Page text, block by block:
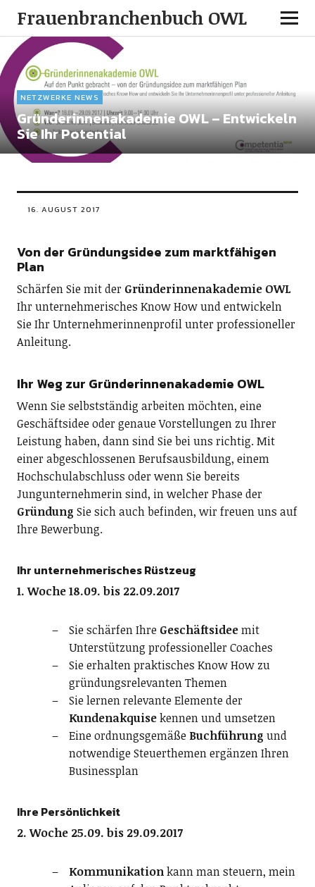
Frauenbranchenbuch OWL
NETZWERKE NEWS
Gründerinnenakademie OWL – Entwickeln
Sie Ihr Potential
16. AUGUST 2017
Von der Gründungsidee zum marktfähigen
Plan
Schärfen Sie mit der Gründerinnenakademie OWL
Ihr unternehmerisches Know How und entwickeln
Sie Ihr Unternehmerinnenprofil unter professioneller
Anleitung.
Ihr Weg zur Gründerinnenakademie OWL
Wenn Sie selbstständig arbeiten möchten, eine
Geschäftsidee oder genaue Vorstellungen zu Ihrer
Leistung haben, dann sind Sie bei uns richtig. Mit
einer abgeschlossenen Berufsausbildung, einem
Hochschulabschluss oder wenn Sie bereits
Jungunternehmerin sind, in welcher Phase der
Gründung Sie sich auch befinden, wir freuen uns auf
Ihre Bewerbung.
Ihr unternehmerisches Rüstzeug
1. Woche 18.09. bis 22.09.2017
Sie schärfen Ihre Geschäftsideemit
Unterstützung professioneller Coaches
Sie erhalten praktisches Know How zu
gründungsrelevanten Themen
Sie lernen relevante Elemente der
Kundenakquisekennen und umsetzen
Eine ordnungsgemäße Buchführung und
notwendige Steuerthemen ergänzen Ihren
Businessplan
Ihre Persönlichkeit
2. Woche 25.09. bis 29.09.2017
Kommunikationkann man steuern, mein